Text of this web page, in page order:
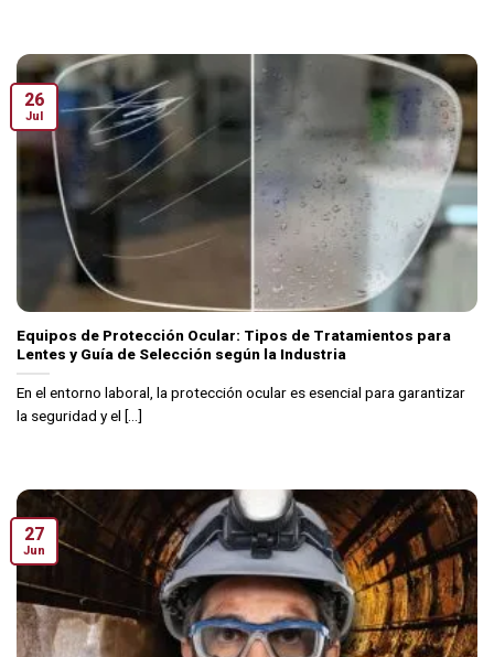
Equipos de Protección Ocular: Tipos de Tratamientos para
Lentes y Guía de Selección según la Industria
En el entorno laboral, la protección ocular es esencial para garantizar
la seguridad y el [...]
26
Jul
27
Jun